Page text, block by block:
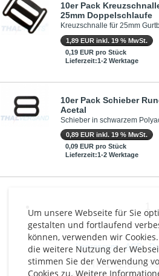
Um unsere Webseite für Sie
gestalten und fortlaufend
können, verwenden wir
die weitere Nutzung der
stimmen Sie der Verwendung
Cookies zu. Weitere
10er Pack
25mm Doppelschlaufe
Kreuzschnalle für 25mm
1,89 EUR inkl. 19 % MwSt.
0,19 EUR pro Stück
Lieferzeit:1-2 Werktage
10er Pack Schieber
Acetal
Schieber in schwarzem
0,89 EUR inkl. 19 % MwSt.
0,09 EUR pro Stück
Lieferzeit:1-2 Werktage
Impressum-AGB-
THAL VERSAND ©